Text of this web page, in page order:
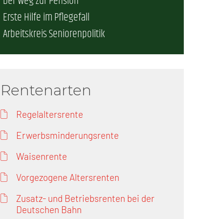
als nur Plus (DB AG)
Erste Hilfe im Pflegefall
Arbeitskreis Seniorenpolitik
Rentenarten
Regelaltersrente
Erwerbsminderungsrente
Waisenrente
Vorgezogene Altersrenten
Zusatz- und Betriebsrenten bei der
Deutschen Bahn